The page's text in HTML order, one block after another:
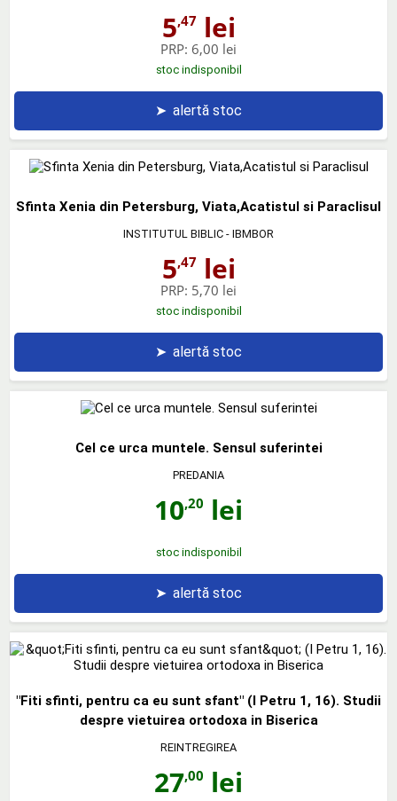
5,47lei
PRP: 6,00 lei
stoc indisponibil
➤ alertă stoc
Sfinta Xenia din Petersburg, Viata,Acatistul si Paraclisul
INSTITUTUL BIBLIC - IBMBOR
5,47lei
PRP: 5,70 lei
stoc indisponibil
➤ alertă stoc
Cel ce urca muntele. Sensul suferintei
PREDANIA
10,20 lei
stoc indisponibil
➤ alertă stoc
"Fiti sfinti, pentru ca eu sunt sfant" (I Petru 1, 16). Studii
despre vietuirea ortodoxa in Biserica
REINTREGIREA
27,00 lei